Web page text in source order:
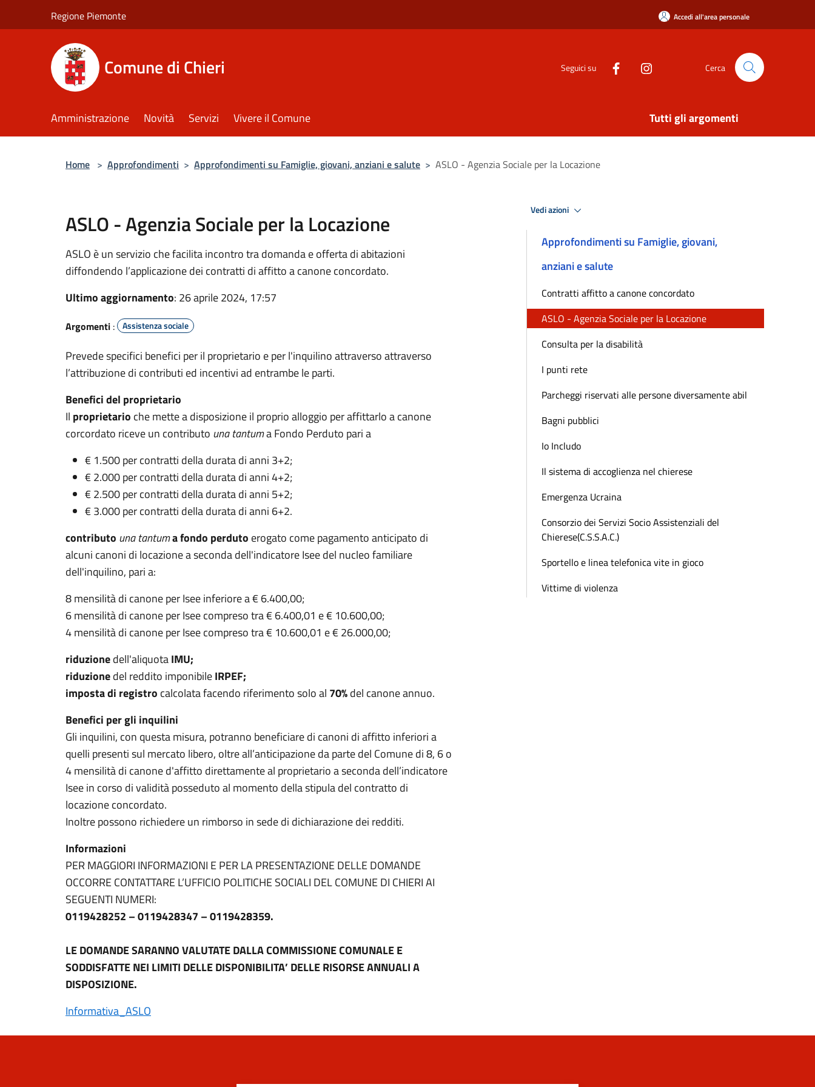
Regione Piemonte Accedi all'area personale
Comune di Chieri Seguici su Cerca
Amministrazione Novità Servizi Vivere il Comune Tutti gli argomenti
Home > Approfondimenti > Approfondimenti su Famiglie, giovani, anziani e salute > ASLO - Agenzia Sociale per la Locazione
ASLO - Agenzia Sociale per la Locazione
ASLO è un servizio che facilita incontro tra domanda e offerta di abitazioni
diffondendo l’applicazione dei contratti di affitto a canone concordato.
Ultimo aggiornamento: 26 aprile 2024, 17:57
Argomenti : Assistenza sociale
Prevede specifici benefici per il proprietario e per l'inquilino attraverso attraverso
l’attribuzione di contributi ed incentivi ad entrambe le parti.
Benefici del proprietario
Il proprietario che mette a disposizione il proprio alloggio per affittarlo a canone
corcordato riceve un contributo una tantuma Fondo Perduto pari a
€ 1.500 per contratti della durata di anni 3+2;
€ 2.000 per contratti della durata di anni 4+2;
€ 2.500 per contratti della durata di anni 5+2;
€ 3.000 per contratti della durata di anni 6+2.
contributo una tantuma fondo perduto erogato come pagamento anticipato di
alcuni canoni di locazione a seconda dell'indicatore Isee del nucleo familiare
dell'inquilino, pari a:
8 mensilità di canone per Isee inferiore a € 6.400,00;
6 mensilità di canone per Isee compreso tra € 6.400,01 e € 10.600,00;
4 mensilità di canone per Isee compreso tra € 10.600,01 e € 26.000,00;
riduzionedell'aliquotaIMU;
riduzionedel reddito imponibileIRPEF;
imposta di registro calcolata facendo riferimento solo al 70%del canone annuo.
Benefici per gli inquilini
Gli inquilini, con questa misura, potranno beneficiare di canoni di affitto inferiori a
quelli presenti sul mercato libero, oltre all’anticipazione da parte del Comune di 8, 6 o
4 mensilità di canone d'affitto direttamente al proprietario a seconda dell’indicatore
Isee in corso di validità posseduto al momento della stipula del contratto di
locazione concordato.
Inoltre possono richiedere un rimborso in sede di dichiarazione dei redditi.
Informazioni
PER MAGGIORI INFORMAZIONI E PER LA PRESENTAZIONE DELLE DOMANDE
OCCORRE CONTATTARE L’UFFICIO POLITICHE SOCIALI DEL COMUNE DI CHIERI AI
SEGUENTI NUMERI:
0119428252 – 0119428347 – 0119428359.
LE DOMANDE SARANNO VALUTATE DALLA COMMISSIONE COMUNALE E
SODDISFATTE NEI LIMITI DELLE DISPONIBILITA’ DELLE RISORSE ANNUALI A
DISPOSIZIONE.
Informativa_ASLO
Vedi azioni
Approfondimenti su Famiglie, giovani,
anziani e salute
Contratti affitto a canone concordato
ASLO - Agenzia Sociale per la Locazione
Consulta per la disabilità
I punti rete
Parcheggi riservati alle persone diversamente abil
Bagni pubblici
Io Includo
Il sistema di accoglienza nel chierese
Emergenza Ucraina
Consorzio dei Servizi Socio Assistenziali del
Chierese(C.S.S.A.C.)
Sportello e linea telefonica vite in gioco
Vittime di violenza